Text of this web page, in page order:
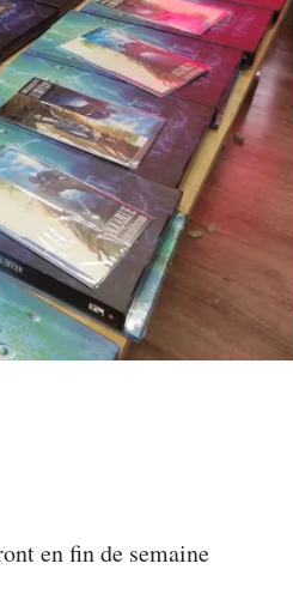
en fin de semaine